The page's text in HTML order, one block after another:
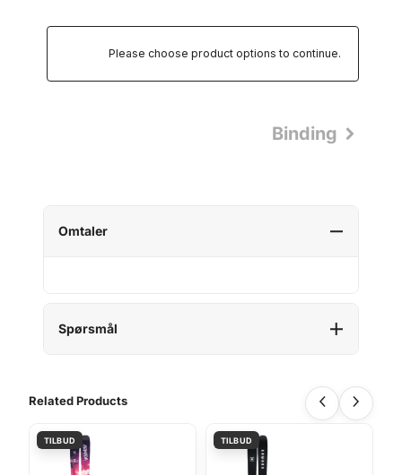
JJ
UL)
Please choose product options to continue.
Binding
Omtaler
Spørsmål
Related Products